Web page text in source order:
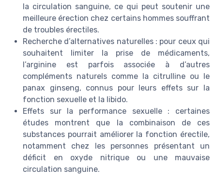
la circulation sanguine, ce qui peut soutenir une
meilleure érection chez certains hommes souffrant
de troubles érectiles.
Recherche d’alternatives naturelles : pour ceux qui
souhaitent limiter la prise de médicaments,
l’arginine est parfois associée à d’autres
compléments naturels comme la citrulline ou le
panax ginseng, connus pour leurs effets sur la
fonction sexuelle et la libido.
Effets sur la performance sexuelle : certaines
études montrent que la combinaison de ces
substances pourrait améliorer la fonction érectile,
notamment chez les personnes présentant un
déficit en oxyde nitrique ou une mauvaise
circulation sanguine.